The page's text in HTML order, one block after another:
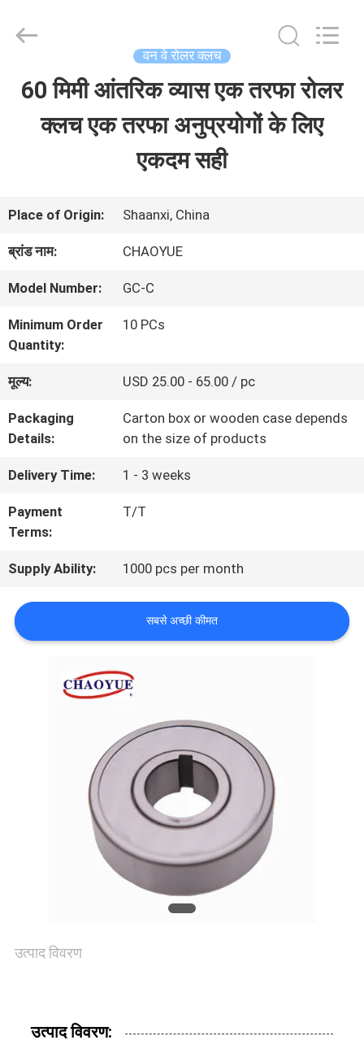
घर
हमारे
बारे
में
कारखाना
भ्रमण
गुणवत्ता
नियंत्रण
संपर्क
करें
समाचार
साइटमैप
POLICY
Chaoyue
Clutch
Rights
वन वे रोलर क्लच
60 मिमी आंतरिक व्यास एक तरफा रोलर
क्लच एक तरफा अनुप्रयोगों के लिए
एकदम सही
Place of Origin: Shaanxi, China
ब्रांड नाम: CHAOYUE
Model Number: GC-C
Minimum Order
Quantity:
10 PCs
मूल्य: USD 25.00 - 65.00 / pc
Packaging
Details:
Carton box or wooden case depends
on the size of products
Delivery Time: 1 - 3 weeks
Payment
Terms:
T/T
Supply Ability: 1000 pcs per month
सबसे अच्छी कीमत
उत्पाद विवरण
उत्पाद विवरण: